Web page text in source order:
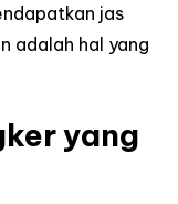
jas
adalah hal yang
yang